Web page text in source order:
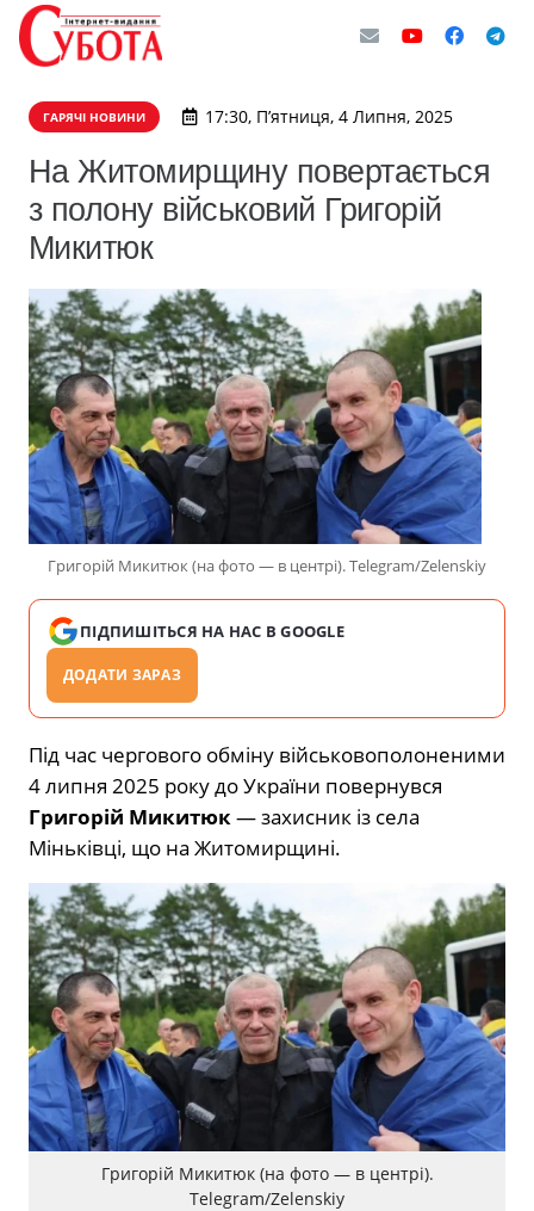
ГАРЯЧІ НОВИНИ 17:30, П’ятниця, 4 Липня, 2025
На Житомирщину повертається
з полону військовий Григорій
Микитюк
Григорій Микитюк (на фото — в центрі). Telegram/Zelenskiy
ПІДПИШІТЬСЯ НА НАС В GOOGLE
ДОДАТИ ЗАРАЗ
Під час чергового обміну військовополоненими
4 липня 2025 року до України повернувся
Григорій Микитюк— захисник із села
Міньківці, що на Житомирщині.
Григорій Микитюк (на фото — в центрі).
Telegram/Zelenskiy